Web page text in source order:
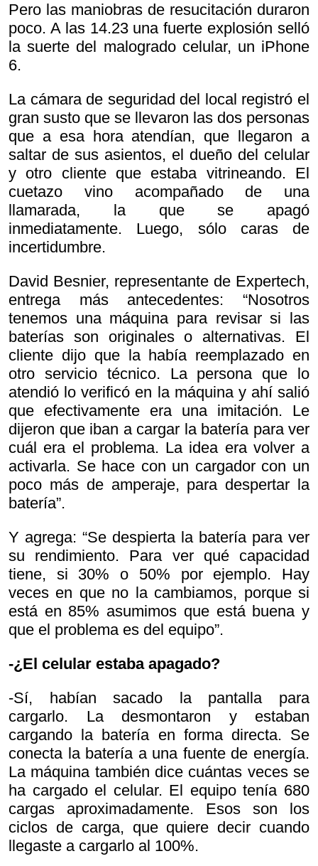
Pero las maniobras de resucitación duraron
poco. A las 14.23 una fuerte explosión selló
la suerte del malogrado celular, un iPhone
6.
La cámara de seguridad del local registró el
gran susto que se llevaron las dos personas
que a esa hora atendían, que llegaron a
saltar de sus asientos, el dueño del celular
y otro cliente que estaba vitrineando. El
cuetazo vino acompañado de una
llamarada, la que se apagó
inmediatamente. Luego, sólo caras de
incertidumbre.
David Besnier, representante de Expertech,
entrega más antecedentes: “Nosotros
tenemos una máquina para revisar si las
baterías son originales o alternativas. El
cliente dijo que la había reemplazado en
otro servicio técnico. La persona que lo
atendió lo verificó en la máquina y ahí salió
que efectivamente era una imitación. Le
dijeron que iban a cargar la batería para ver
cuál era el problema. La idea era volver a
activarla. Se hace con un cargador con un
poco más de amperaje, para despertar la
batería”.
Y agrega: “Se despierta la batería para ver
su rendimiento. Para ver qué capacidad
tiene, si 30% o 50% por ejemplo. Hay
veces en que no la cambiamos, porque si
está en 85% asumimos que está buena y
que el problema es del equipo”.
-¿El celular estaba apagado?
-Sí, habían sacado la pantalla para
cargarlo. La desmontaron y estaban
cargando la batería en forma directa. Se
conecta la batería a una fuente de energía.
La máquina también dice cuántas veces se
ha cargado el celular. El equipo tenía 680
cargas aproximadamente. Esos son los
ciclos de carga, que quiere decir cuando
llegaste a cargarlo al 100%.